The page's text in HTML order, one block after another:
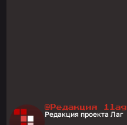
@Редакция 1lag
Редакция проекта Лаг